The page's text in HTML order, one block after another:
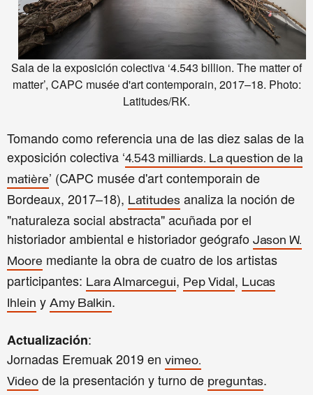
Sala de la exposición colectiva ‘4.543 billion. The matter of
matter’, CAPC musée d'art contemporain, 2017–18. Photo:
Latitudes/RK.
Tomando como referencia una de las diez salas de la
exposición colectiva ‘4.543 milliards. La question de la
matière’ (CAPC musée d'art contemporain de
Bordeaux, 2017–18), Latitudes analiza la noción de
"naturaleza social abstracta" acuñada por el
historiador ambiental e historiador geógrafo Jason W.
Moore mediante la obra de cuatro de los artistas
participantes: Lara Almarcegui, Pep Vidal, Lucas
Ihlein y Amy Balkin.
Actualización:
Jornadas Eremuak 2019 en vimeo.
Video de la presentación y turno de preguntas.